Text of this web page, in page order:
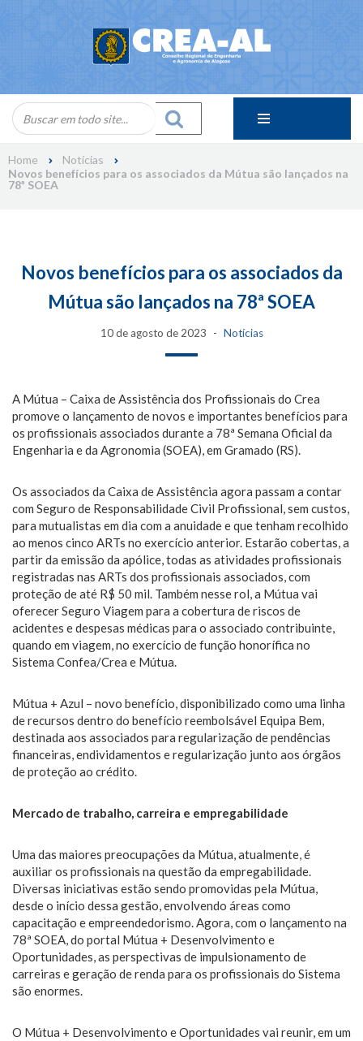
Home
Notícias
Novos benefícios para os associados da Mútua são lançados na
78ª SOEA
Novos benefícios para os associados da
Mútua são lançados na 78ª SOEA
10 de agosto de 2023 Notícias
A Mútua – Caixa de Assistência dos Profissionais do Crea
promove o lançamento de novos e importantes benefícios para
os profissionais associados durante a 78ª Semana Oficial da
Engenharia e da Agronomia (SOEA), em Gramado (RS).
Os associados da Caixa de Assistência agora passam a contar
com Seguro de Responsabilidade Civil Profissional, sem custos,
para mutualistas em dia com a anuidade e que tenham recolhido
ao menos cinco ARTs no exercício anterior. Estarão cobertas, a
partir da emissão da apólice, todas as atividades profissionais
registradas nas ARTs dos profissionais associados, com
proteção de até R$ 50 mil. Também nesse rol, a Mútua vai
oferecer Seguro Viagem para a cobertura de riscos de
acidentes e despesas médicas para o associado contribuinte,
quando em viagem, no exercício de função honorífica no
Sistema Confea/Crea e Mútua.
Mútua + Azul – novo benefício, disponibilizado como uma linha
de recursos dentro do benefício reembolsável Equipa Bem,
destinada aos associados para regularização de pendências
financeiras, endividamentos e regularização junto aos órgãos
de proteção ao crédito.
Mercado de trabalho, carreira e empregabilidade
Uma das maiores preocupações da Mútua, atualmente, é
auxiliar os profissionais na questão da empregabilidade.
Diversas iniciativas estão sendo promovidas pela Mútua,
desde o início dessa gestão, envolvendo áreas como
capacitação e empreendedorismo. Agora, com o lançamento na
78ª SOEA, do portal Mútua + Desenvolvimento e
Oportunidades, as perspectivas de impulsionamento de
carreiras e geração de renda para os profissionais do Sistema
são enormes.
O Mútua + Desenvolvimento e Oportunidades vai reunir, em um